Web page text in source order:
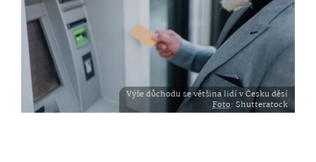
Výše důchodu se většina lidí v Česku děsí
Foto: Shutteratock